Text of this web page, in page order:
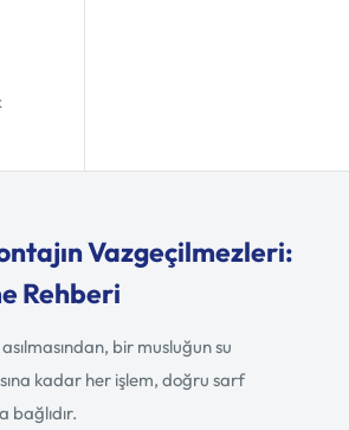
Vazgeçilmezleri:
Rehberi
bir musluğun su
kadar her işlem, doğru sarf
bağlıdır.